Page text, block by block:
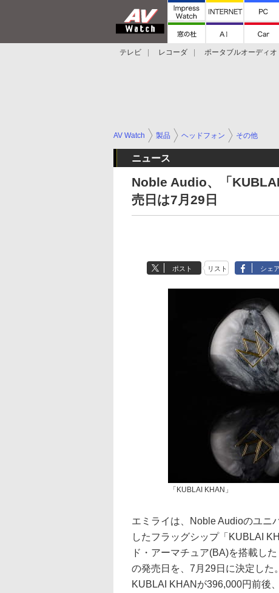
テレビ レコーダ ポータブルオーディオ
AV Watch 製品 ヘッドフォン その他
ニュース
Noble Audio、「
売日は7月29日
ポスト リスト シェア
「KUBLAI KHAN」
エミライは、Noble Audioのユニ
したフラッグシップ「KUBLAI
ド・アーマチュア(BA)を搭載し
の発売日を、7月29日に決定した
KUBLAI KHANが396,000円前後